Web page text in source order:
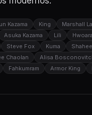
Kazama King Marshall
Asuka Kazama Lili
Steve Fox Kuma
Chaolan Alisa
Fahkumram Armor King